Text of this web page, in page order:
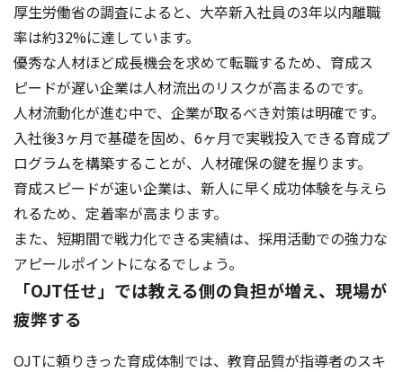
厚生労働省の調査によると、大卒新入社員の3年以内離職
率は約32%に達しています。
優秀な人材ほど成長機会を求めて転職するため、育成ス
ピードが遅い企業は人材流出のリスクが高まるのです。
人材流動化が進む中で、企業が取るべき対策は明確です。
入社後3ヶ月で基礎を固め、6ヶ月で実戦投入できる育成プ
ログラムを構築することが、人材確保の鍵を握ります。
育成スピードが速い企業は、新人に早く成功体験を与えら
れるため、定着率が高まります。
また、短期間で戦力化できる実績は、採用活動での強力な
アピールポイントになるでしょう。
「OJT任せ」では教える側の負担が増え、現場が
疲弊する
OJTに頼りきった育成体制では、教育品質が指導者のスキ